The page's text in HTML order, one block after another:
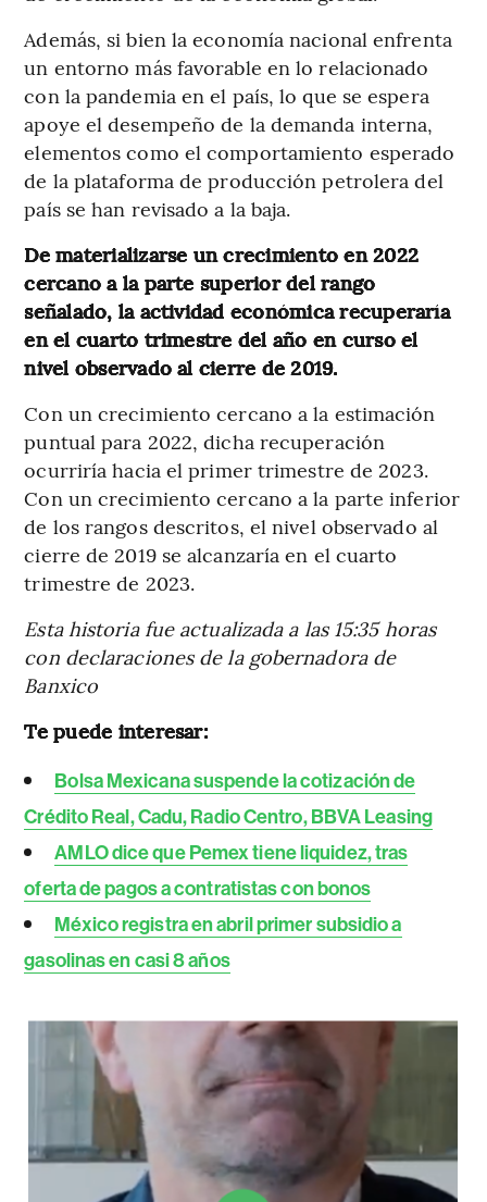
Además, si bien la economía nacional enfrenta
un entorno más favorable en lo relacionado
con la pandemia en el país, lo que se espera
apoye el desempeño de la demanda interna,
elementos como el comportamiento esperado
de la plataforma de producción petrolera del
país se han revisado a la baja.
De materializarse un crecimiento en 2022
cercano a la parte superior del rango
señalado, la actividad económica recuperaría
en el cuarto trimestre del año en curso el
nivel observado al cierre de 2019.
Con un crecimiento cercano a la estimación
puntual para 2022, dicha recuperación
ocurriría hacia el primer trimestre de 2023.
Con un crecimiento cercano a la parte inferior
de los rangos descritos, el nivel observado al
cierre de 2019 se alcanzaría en el cuarto
trimestre de 2023.
Esta historia fue actualizada a las 15:35 horas
con declaraciones de la gobernadora de
Banxico
Te puede interesar:
Bolsa Mexicana suspende la cotización de
Crédito Real, Cadu, Radio Centro, BBVA Leasing
AMLO dice que Pemex tiene liquidez, tras
oferta de pagos a contratistas con bonos
México registra en abril primer subsidio a
gasolinas en casi 8 años